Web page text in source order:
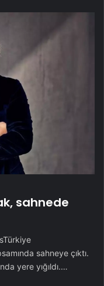
sahnede
sahneye çıktı.
yere yığıldı.…